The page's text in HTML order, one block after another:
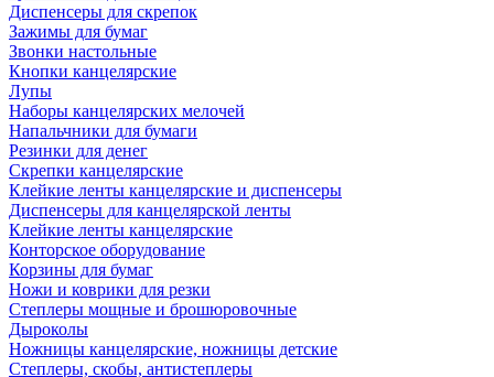
Диспенсеры для скрепок
Зажимы для бумаг
Звонки настольные
Кнопки канцелярские
Лупы
Наборы канцелярских мелочей
Напальчники для бумаги
Резинки для денег
Скрепки канцелярские
Клейкие ленты канцелярские и диспенсеры
Диспенсеры для канцелярской ленты
Клейкие ленты канцелярские
Конторское оборудование
Корзины для бумаг
Ножи и коврики для резки
Степлеры мощные и брошюровочные
Дыроколы
Ножницы канцелярские, ножницы детские
Степлеры, скобы, антистеплеры